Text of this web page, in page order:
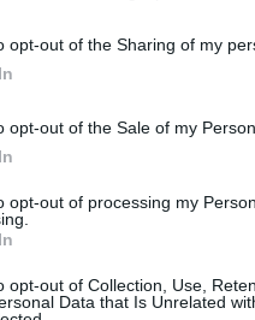
opt-out of the Sharing of my
opt-out of the Sale of my
opt-out of processing my
opt-out of Collection, Use,
Data that Is Unrelated